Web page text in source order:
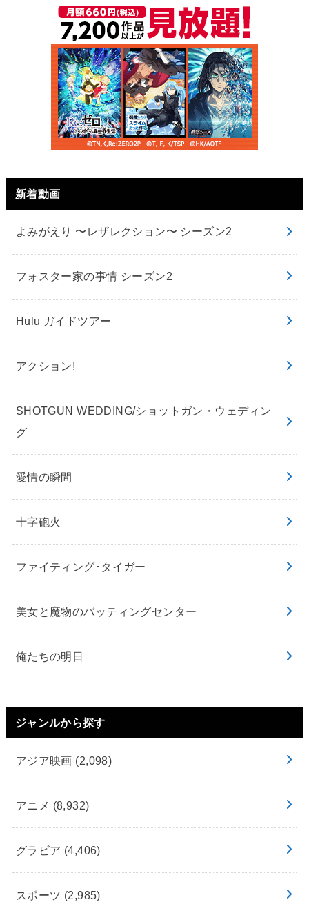
新着動画
よみがえり 〜レザレクション〜 シーズン2
フォスター家の事情 シーズン2
Hulu ガイドツアー
アクション!
SHOTGUN WEDDING/ショットガン・ウェディン
グ
愛情の瞬間
十字砲火
ファイティング･タイガー
美女と魔物のバッティングセンター
俺たちの明日
ジャンルから探す
アジア映画 (2,098)
アニメ (8,932)
グラビア (4,406)
スポーツ (2,985)